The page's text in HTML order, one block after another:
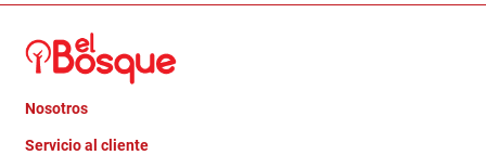
Nosotros
Quienes somos
Servicio al cliente